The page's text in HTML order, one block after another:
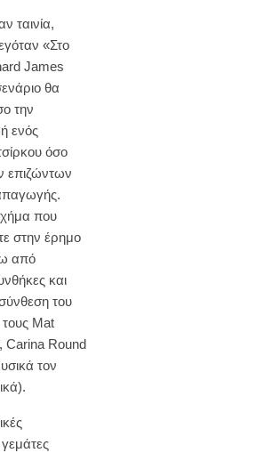
ταινία,
«Στο
James
θα
την
ενός
όσο
επιζώντων
που
στην έρημο
από
και
του
Mat
Carina Round
τον